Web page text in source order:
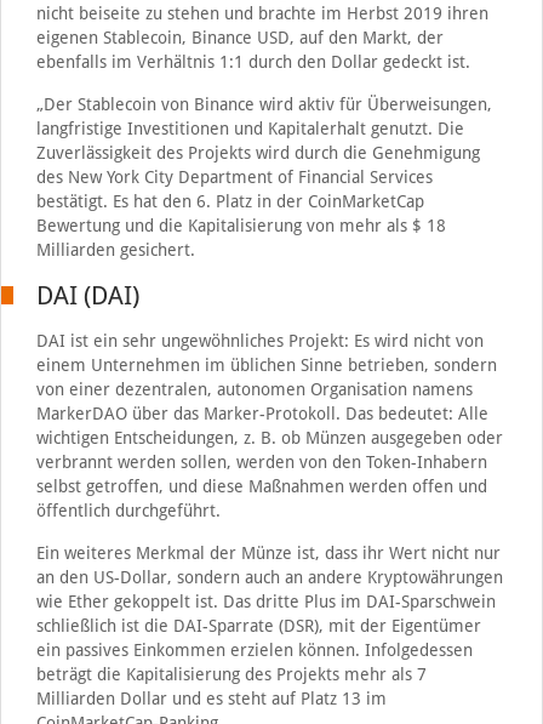
nicht beiseite zu stehen und brachte im Herbst 2019 ihren
eigenen Stablecoin, Binance USD, auf den Markt, der
ebenfalls im Verhältnis 1:1 durch den Dollar gedeckt ist.
„Der Stablecoin von Binance wird aktiv für Überweisungen,
langfristige Investitionen und Kapitalerhalt genutzt. Die
Zuverlässigkeit des Projekts wird durch die Genehmigung
des New York City Department of Financial Services
bestätigt. Es hat den 6. Platz in der CoinMarketCap
Bewertung und die Kapitalisierung von mehr als $ 18
Milliarden gesichert.
DAI (DAI)
DAI ist ein sehr ungewöhnliches Projekt: Es wird nicht von
einem Unternehmen im üblichen Sinne betrieben, sondern
von einer dezentralen, autonomen Organisation namens
MarkerDAO über das Marker-Protokoll. Das bedeutet: Alle
wichtigen Entscheidungen, z. B. ob Münzen ausgegeben oder
verbrannt werden sollen, werden von den Token-Inhabern
selbst getroffen, und diese Maßnahmen werden offen und
öffentlich durchgeführt.
Ein weiteres Merkmal der Münze ist, dass ihr Wert nicht nur
an den US-Dollar, sondern auch an andere Kryptowährungen
wie Ether gekoppelt ist. Das dritte Plus im DAI-Sparschwein
schließlich ist die DAI-Sparrate (DSR), mit der Eigentümer
ein passives Einkommen erzielen können. Infolgedessen
beträgt die Kapitalisierung des Projekts mehr als 7
Milliarden Dollar und es steht auf Platz 13 im